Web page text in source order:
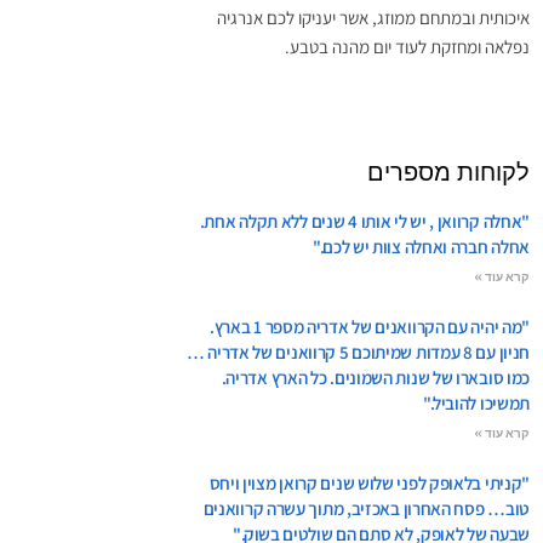
איכותית ובמתחם ממוזג, אשר יעניקו לכם אנרגיה
נפלאה ומחזקת לעוד יום מהנה בטבע.
לקוחות מספרים
"אחלה קרוואן , יש לי אותו 4 שנים ללא תקלה אחת.
אחלה חברה ואחלה צוות יש לכם."
קרא עוד »
"מה יהיה עם הקרוואנים של אדריה מספר 1 בארץ.
חניון עם 8 עמדות שמיתוכם 5 קרוואנים של אדריה …
כמו סובארו של שנות השמונים. כל הארץ אדריה.
תמשיכו להוביל."
קרא עוד »
"קניתי בלאופק לפני שלוש שנים קרואן מצוין ויחס
טוב… פסח האחרון באכזיב, מתוך עשרה קרוואנים
שבעה של לאופק, לא סתם הם שולטים בשוק."